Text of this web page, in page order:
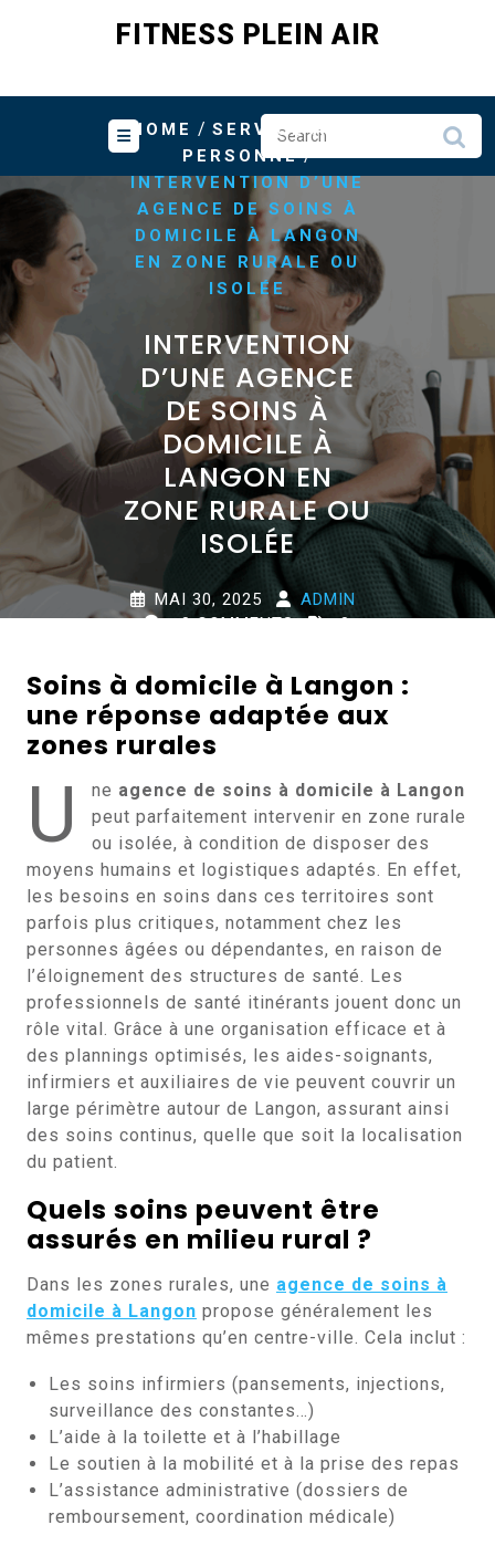
FITNESS PLEIN AIR
HOME / SERVICE A LA
PERSONNE/
INTERVENTION D’UNE
AGENCE DE SOINS À
DOMICILE À LANGON
EN ZONE RURALE OU
ISOLÉE
INTERVENTION
D’UNE AGENCE
DE SOINS À
DOMICILE À
LANGON EN
ZONE RURALE OU
ISOLÉE
MAI 30, 2025
ADMIN
0 COMMENTS
0
Soins à domicile à Langon :
une réponse adaptée aux
zones rurales
U ne agence de soins à domicile à Langon
peut parfaitement intervenir en zone rurale
ou isolée, à condition de disposer des
moyens humains et logistiques adaptés. En effet,
les besoins en soins dans ces territoires sont
parfois plus critiques, notamment chez les
personnes âgées ou dépendantes, en raison de
l’éloignement des structures de santé. Les
professionnels de santé itinérants jouent donc un
rôle vital. Grâce à une organisation efficace et à
des plannings optimisés, les aides-soignants,
infirmiers et auxiliaires de vie peuvent couvrir un
large périmètre autour de Langon, assurant ainsi
des soins continus, quelle que soit la localisation
du patient.
Quels soins peuvent être
assurés en milieu rural ?
Dans les zones rurales, une agence de soins à
domicile à Langon propose généralement les
mêmes prestations qu’en centre-ville. Cela inclut :
Les soins infirmiers (pansements, injections,
surveillance des constantes…)
L’aide à la toilette et à l’habillage
Le soutien à la mobilité et à la prise des repas
L’assistance administrative (dossiers de
remboursement, coordination médicale)